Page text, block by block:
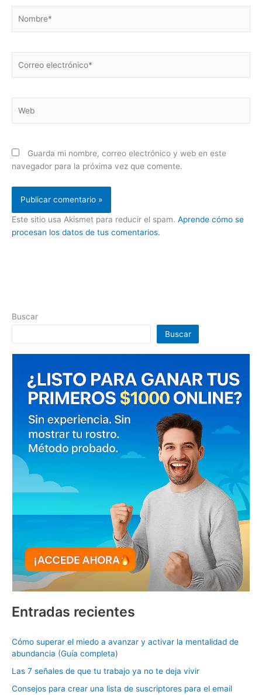
electrónico*
Guarda mi nombre, correo electrónico y web en este
navegador para la próxima vez que comente.
Este sitio usa Akismet para reducir el spam. Aprende cómo se
procesan los datos de tus comentarios.
Buscar
Buscar
Entradas recientes
Cómo superar el miedo a avanzar y activar la mentalidad de
abundancia (Guía completa)
Las 7 señales de que tu trabajo ya no te deja vivir
Consejos para crear una lista de suscriptores para el email